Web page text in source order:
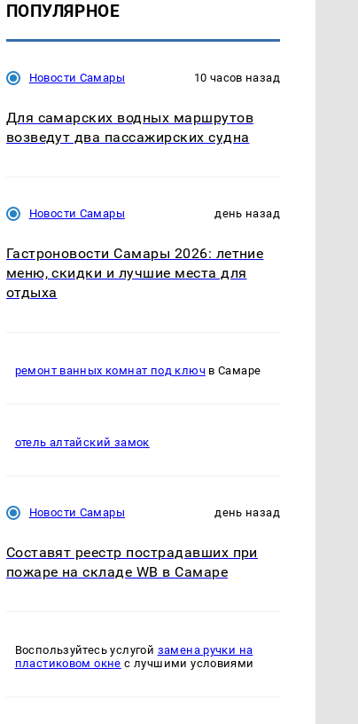
ПОПУЛЯРНОЕ
Новости Самары 10 часов назад
Для самарских водных маршрутов
возведут два пассажирских судна
Новости Самары день назад
Гастроновости Самары 2026: летние
меню, скидки и лучшие места для
отдыха
ремонт ванных комнат под ключ в Самаре
отель алтайский замок
Новости Самары день назад
Составят реестр пострадавших при
пожаре на складе WB в Самаре
Воспользуйтесь услугой замена ручки на
пластиковом окне с лучшими условиями